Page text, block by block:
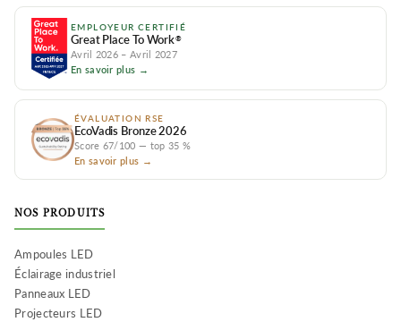
EMPLOYEUR CERTIFIÉ
Great Place To Work®
Avril 2026 – Avril 2027
En savoir plus →
ÉVALUATION RSE
EcoVadis Bronze 2026
Score 67/100 — top 35 %
En savoir plus →
NOS PRODUITS
Ampoules LED
Éclairage industriel
Panneaux LED
Projecteurs LED